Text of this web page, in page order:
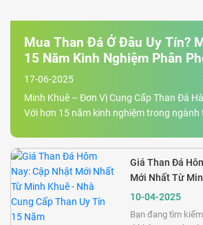
Mua Than Đá Ở Đâu Uy Tín?
15 Năm Kinh Nghiệm Phân
Toàn Quốc
17-06-2025
Minh Khuê – Đơn Vị Cung Cấp Than Đá
Với hơn 15 năm kinh nghiệm trong ngành
chuyên cung cấp đa dạng các loại than
cục, than cám, than bùn, than tổ ong, xỉ
nhà máy, lò hơi công nghiệp và cơ sở sản
Giá Than Đá
Mới Nhất Từ
Cấp Than Uy Tín
10-04-2025
Bạn đang tìm